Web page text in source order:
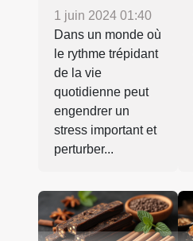
1 juin 2024 01:40
Dans un monde où
le rythme trépidant
de la vie
quotidienne peut
engendrer un
stress important et
perturber...